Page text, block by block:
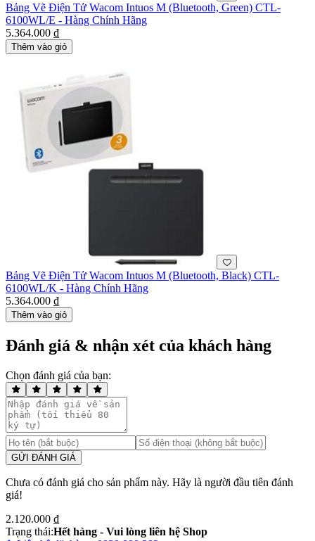
Bảng Vẽ Điện Tử Wacom Intuos M (Bluetooth, Green) CTL-
6100WL/E - Hàng Chính Hãng
5.364.000 ₫
Thêm vào giỏ
Bảng Vẽ Điện Tử Wacom Intuos M (Bluetooth, Black) CTL-
6100WL/K - Hàng Chính Hãng
5.364.000 ₫
Thêm vào giỏ
Đánh giá & nhận xét của khách hàng
Chọn đánh giá của bạn:
GỬI ĐÁNH GIÁ
Chưa có đánh giá cho sản phẩm này. Hãy là người đầu tiên đánh
giá!
2.120.000 ₫
Trạng thái:Hết hàng - Vui lòng liên hệ Shop